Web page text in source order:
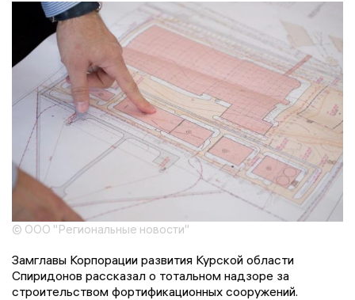
© ООО "Региональные новости"
Замглавы Корпорации развития Курской области
Спиридонов рассказал о тотальном надзоре за
строительством фортификационных сооружений.